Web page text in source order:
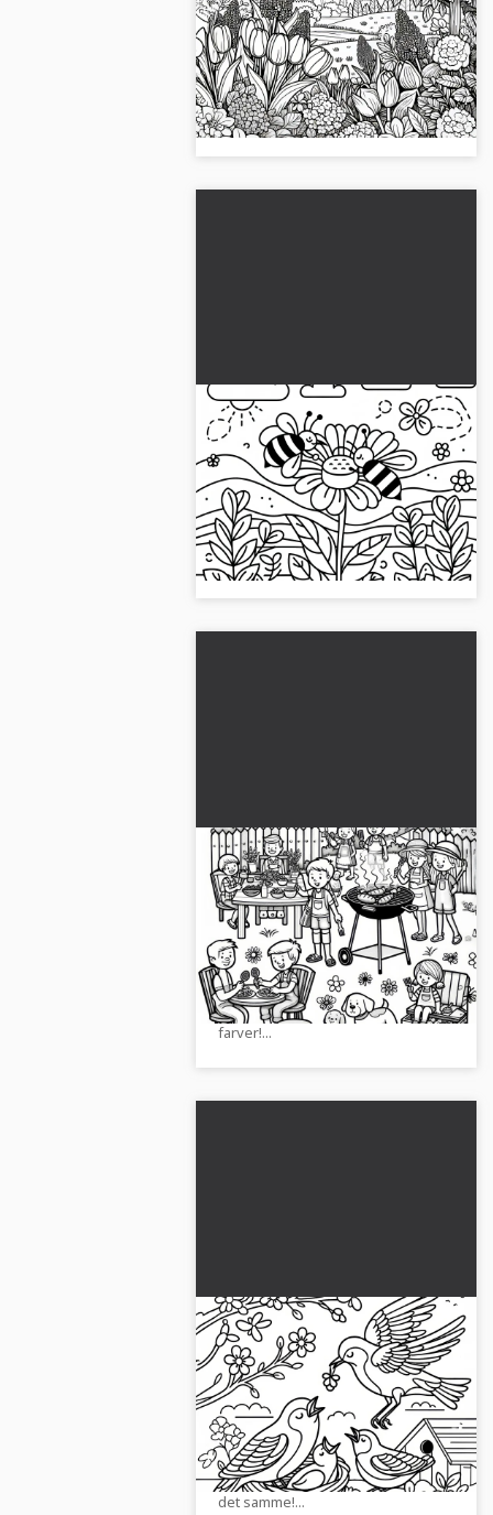
syrener i maj:
Farvelægningsark til
download (Gratis)
Gør din have farverig! Gratis
malebog med tulipaner, påskeliljer
og syriner. Udskriv den eller mal
den online. Sikre dig billedet!...
Bierne bestøver blomster i
maj: Gratis malebogsside
Opdag biernes verden i dette
gratis malebillede. Download eller
mal billedet online og oplev
farverig sjov....
Mennesker til grillfesten i
haven i maj: Malebillede til
download (Gratis)
Oplev sommerstemning i haven og
download vores gratis
malebogsside med mennesker på
havegrillfesten. Mal den i farverige
farver!...
Fugle fodrer deres unger i
maj: Malebog til download
(gratis)
Oplev fascinationen af fugle i maj.
Download vores gratis
farvelægningsside og udforsk
naturen kreativt! Kom i gang med
det samme!...